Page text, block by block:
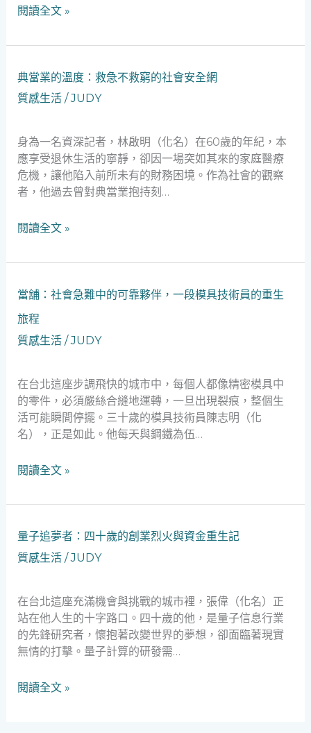
人
急
蛻
變
旅
閱讀全文 »
典當業的溫度：救急不救窮的社會安全網
質感生活/JUDY
身為一名資深記者，林啟明（化名）在60歲的年紀，本
應享受退休生活的寧靜，卻因一場突如其來的家庭醫療
危機，讓他陷入前所未有的財務困境。作為社會的觀察
者，他過去曾對典當業抱持刻…
典
當
業
溫
度：
救
急
窮
會
安
全
網
閱讀全文 »
當舖：社會急難中的可靠夥伴，一段模具技術員的重生
旅程
質感生活/JUDY
在台北這座步調飛快的城市中，每個人都像精密模具中
的零件，必須嚴絲合縫地運轉，一旦出現裂痕，整個生
活可能瞬間停擺。三十歲的模具技術員陳志明（化
名），正是如此。他每天與鋼鐵為伍…
當
舖：
社
會
中
的
可
靠
伴，
段
具
技
的
重
生
旅
閱讀全文 »
量子追夢者：四十歲的創業烈火與資金重生記
質感生活/JUDY
在台北這座充滿機會與挑戰的城市裡，張偉（化名）正
站在他人生的十字路口。四十歲的他，是量子信息行業
的先鋒研究者，懷抱著改變世界的夢想，卻面臨著現實
無情的打擊。量子計算的研發需…
量
追
者：
四
十
歲
業
閱讀全文 »